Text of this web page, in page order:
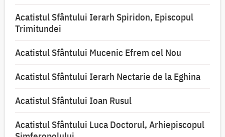
Acatistul Sfântului Ierarh Spiridon, Episcopul
Trimitundei
Acatistul Sfântului Mucenic Efrem cel Nou
Acatistul Sfântului Ierarh Nectarie de la Eghina
Acatistul Sfântului Ioan Rusul
Acatistul Sfântului Luca Doctorul, Arhiepiscopul